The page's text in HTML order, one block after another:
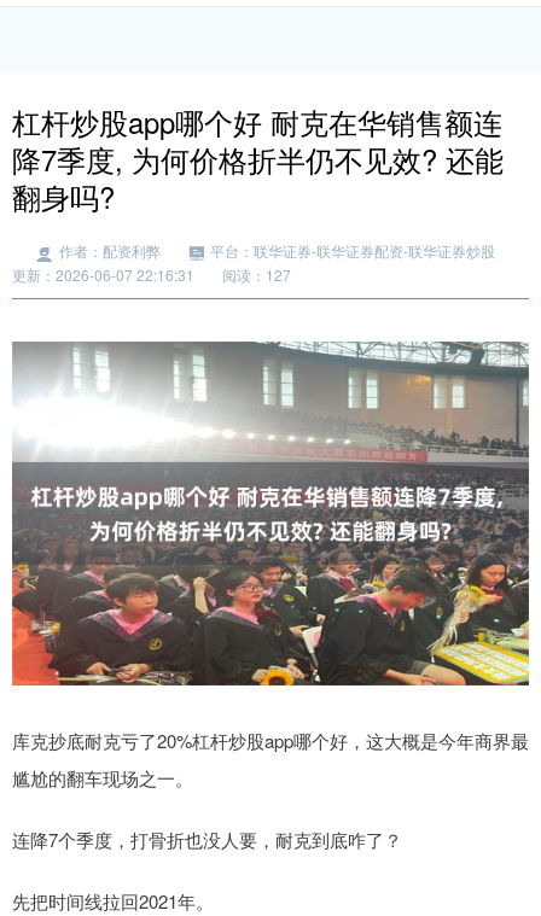
杠杆炒股app哪个好 耐克在华销售额连
降7季度, 为何价格折半仍不见效? 还能
翻身吗?
作者：配资利弊
平台：联华证券-联华证券配资-联华证券炒股
更新：2026-06-07 22:16:31
阅读：127
库克抄底耐克亏了20%杠杆炒股app哪个好，这大概是今年商界最
尴尬的翻车现场之一。
连降7个季度，打骨折也没人要，耐克到底咋了？
先把时间线拉回2021年。